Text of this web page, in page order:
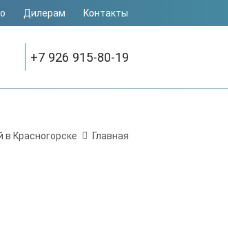
Дилерам Контакты
+7 926 915-80-19
Красногорске Главная